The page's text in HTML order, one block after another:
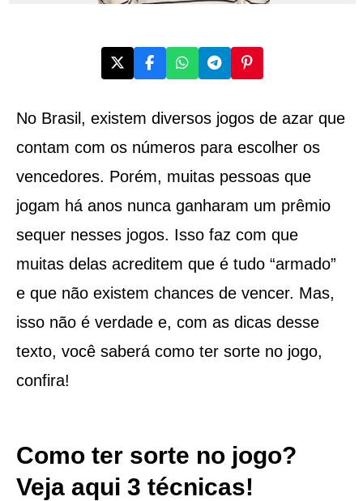
No Brasil, existem diversos jogos de azar que
contam com os números para escolher os
vencedores. Porém, muitas pessoas que
jogam há anos nunca ganharam um prêmio
sequer nesses jogos. Isso faz com que
muitas delas acreditem que é tudo “armado”
e que não existem chances de vencer. Mas,
isso não é verdade e, com as dicas desse
texto, você saberá como ter sorte no jogo,
confira!
Como ter sorte no jogo?
Veja aqui 3 técnicas!